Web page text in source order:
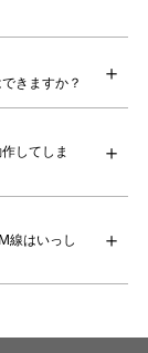
きますか？
してしま
線はいっし